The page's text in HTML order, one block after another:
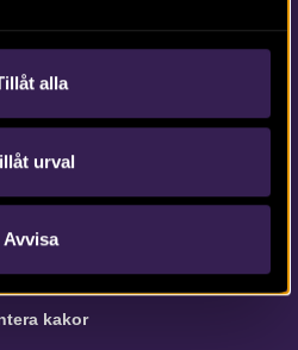
alla
urval
Avvisa
medarbetare och kontor
kakor
kakor